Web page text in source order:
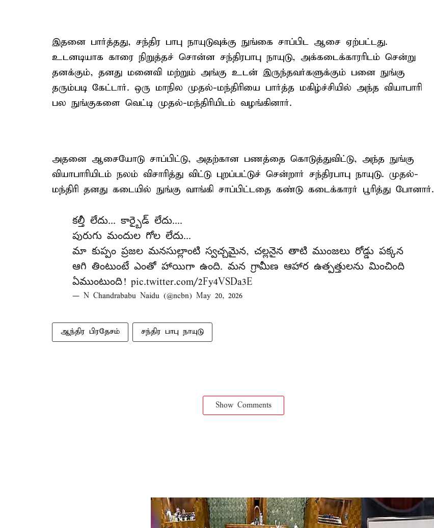
இதனை பார்த்தது, சந்திர பாபு நாயுடுவுக்கு நுங்கை சாப்பிட ஆசை ஏற்பட்டது.
உடனடியாக காரை நிறுத்தச் சொன்ன சந்திரபாபு நாயுடு, அக்கடைக்காரரிடம் சென்று
தனக்கும், தனது மனைவி மற்றும் அங்கு உடன் இருந்தவர்களுக்கும் பனை நுங்கு
தரும்படி கேட்டார். ஒரு மாநில முதல்-மந்திரியை பார்த்த மகிழ்ச்சியில் அந்த வியாபாரி
பல நுங்குகளை வெட்டி முதல்-மந்திரியிடம் வழங்கினார்.
அதனை ஆசையோடு சாப்பிட்டு, அதற்கான பணத்தை கொடுத்துவிட்டு, அந்த நுங்கு
வியாபாரியிடம் நலம் விசாரித்து விட்டு புறப்பட்டுச் சென்றார் சந்திரபாபு நாயுடு. முதல்-
மந்திரி தனது கடையில் நுங்கு வாங்கி சாப்பிட்டதை கண்டு கடைக்காரர் பூரித்து போனார்.
కల్తీ లేదు... కార్బైడ్ లేదు....
పురుగు మందుల గోల లేదు...
మా కుప్పం ప్రజల మనసుల్లాంటి స్వచ్చమైన, చల్లనైన తాటి ముంజలు రోడ్డు పక్కన
ఆగి తింటుంటే ఎంతో హాయిగా ఉంది. మన గ్రామీణ ఆహార ఉత్పత్తులను మించింది
ఏముంటుంది! pic.twitter.com/2Fy4VSDa3E
— N Chandrababu Naidu (@ncbn) May 20, 2026
ஆந்திர பிரதேசம் சந்திர பாபு நாயுடு
Show Comments